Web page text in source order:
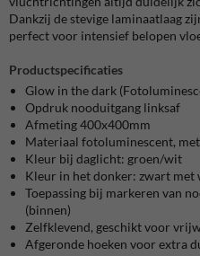
Dankzij de stevige laminaatlaag
perfect voor intensief belopen
Productspecificaties
Glow in the dark
Opdruk nooduitgang linksaf
Afmeting 400x400mm
Materiaal fotoluminescent,
Kleur bij daglicht: groen/wit
Kleur in het donker: zwart met
Toepassing bij markeren van
(binnen)
Zelfklevend, geschikt voor
Afgeronde hoeken voor extra